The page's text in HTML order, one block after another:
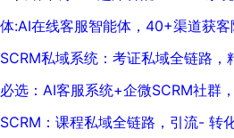
:AI在线客服智能体，40+渠道获
私域系统：考证私域全链路，
选：AI客服系统+企微SCRM社群
：课程私域全链路，引流- 转